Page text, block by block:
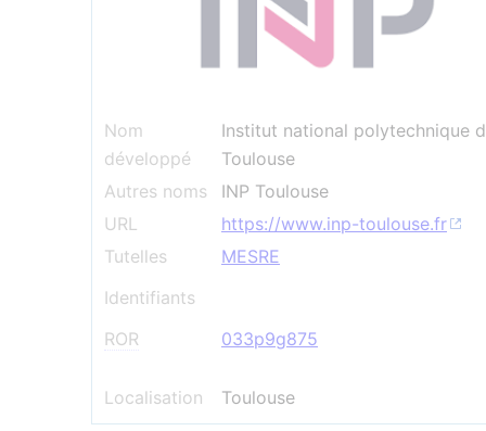
Nom
développé
Institut national polytechnique
Toulouse
Autres noms
INP Toulouse
URL
https://www.inp-toulouse.fr
Tutelles
MESRE
Identifiants
ROR
033p9g875
Localisation Toulouse